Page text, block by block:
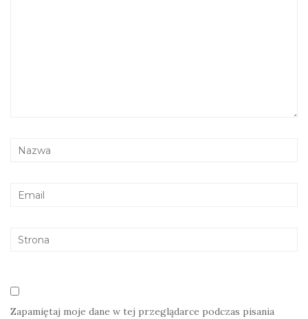
Zapamiętaj moje dane w tej przeglądarce podczas pisania